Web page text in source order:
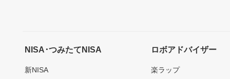
NISA･つみたてNISA
新NISA
ロボアドバイザー
楽ラップ